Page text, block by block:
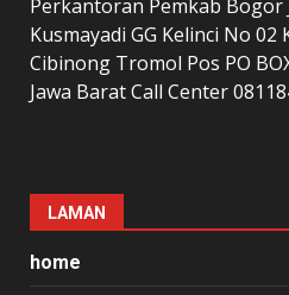
Perkantoran Pemkab Bogor
Kusmayadi GG Kelinci No 02
Cibinong Tromol Pos PO
Jawa Barat Call Center
LAMAN
home